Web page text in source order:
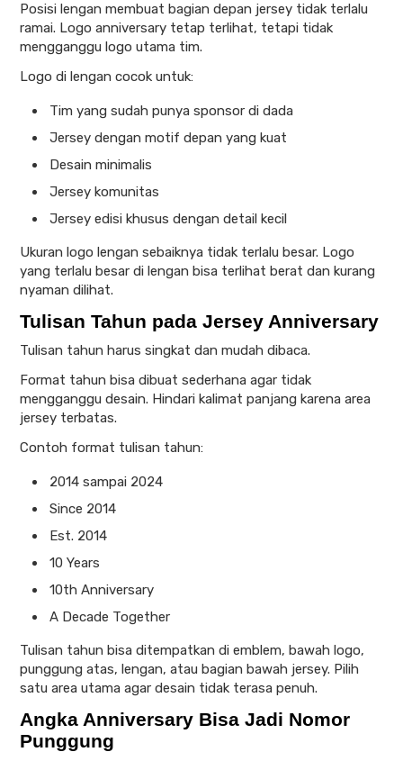
Posisi lengan membuat bagian depan jersey tidak terlalu
ramai. Logo anniversary tetap terlihat, tetapi tidak
mengganggu logo utama tim.
Logo di lengan cocok untuk:
Tim yang sudah punya sponsor di dada
Jersey dengan motif depan yang kuat
Desain minimalis
Jersey komunitas
Jersey edisi khusus dengan detail kecil
Ukuran logo lengan sebaiknya tidak terlalu besar. Logo
yang terlalu besar di lengan bisa terlihat berat dan kurang
nyaman dilihat.
Tulisan Tahun pada Jersey Anniversary
Tulisan tahun harus singkat dan mudah dibaca.
Format tahun bisa dibuat sederhana agar tidak
mengganggu desain. Hindari kalimat panjang karena area
jersey terbatas.
Contoh format tulisan tahun:
2014 sampai 2024
Since 2014
Est. 2014
10 Years
10th Anniversary
A Decade Together
Tulisan tahun bisa ditempatkan di emblem, bawah logo,
punggung atas, lengan, atau bagian bawah jersey. Pilih
satu area utama agar desain tidak terasa penuh.
Angka Anniversary Bisa Jadi Nomor
Punggung